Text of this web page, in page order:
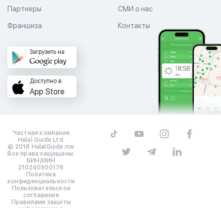
СМИ о нас
Контакты
Партнеры
Франшиза
Загрузить на
Доступно в
App Store
Частная компания
Halal Guide Ltd.
© 2018 HalalGuide.me
Все права защищены.
БИН/ИИН
210240900176
Политика
конфиденциальности
Пользовательское
соглашение
Правилами защиты